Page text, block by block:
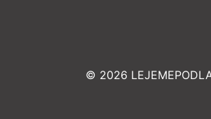
© 2026